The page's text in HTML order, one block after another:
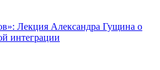
Лекция Александра Гущина о
интеграции